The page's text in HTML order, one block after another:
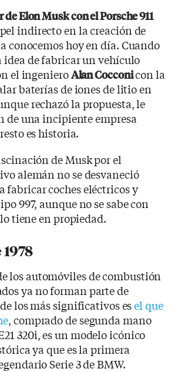
Elon Musk con el Porsche 911
indirecto en la creación de
conocemos hoy en día. Cuando
idea de fabricar un vehículo
el ingenieroAlan Cocconicon la
baterías de iones de litio en
rechazó la propuesta, le
de una incipiente empresa
es historia.
de Musk por el
alemán no se desvaneció
fabricar coches eléctricos y
997, aunque no se sabe con
tiene en propiedad.
los automóviles de combustión
ya no forman parte de
los más significativos esel que
, comprado de segunda mano
320i, es un modelo icónico
ya que es la primera
Serie 3 de BMW.